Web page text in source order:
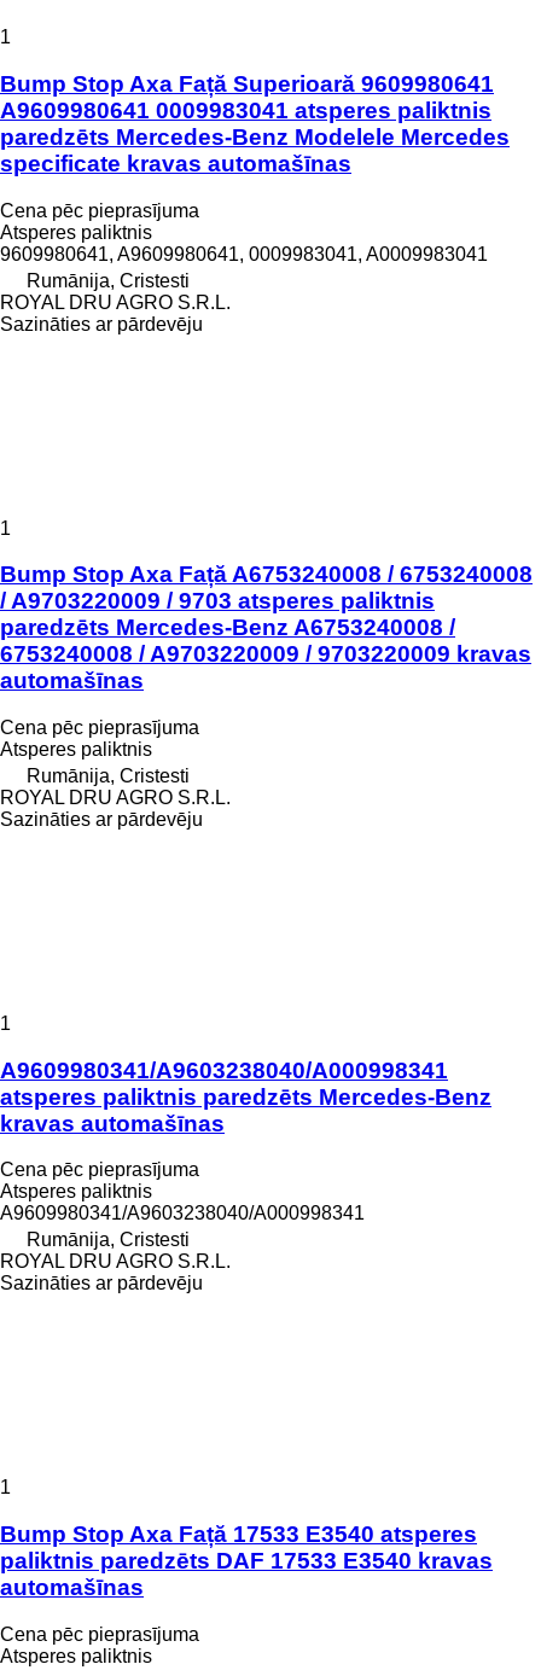
1
Bump Stop Axa Față Superioară 9609980641
A9609980641 0009983041 atsperes paliktnis
paredzēts Mercedes-Benz Modelele Mercedes
specificate kravas automašīnas
Cena pēc pieprasījuma
Atsperes paliktnis
9609980641, A9609980641, 0009983041, A0009983041
Rumānija, Cristesti
ROYAL DRU AGRO S.R.L.
Sazināties ar pārdevēju
1
Bump Stop Axa Față A6753240008 / 6753240008
/ A9703220009 / 9703 atsperes paliktnis
paredzēts Mercedes-Benz A6753240008 /
6753240008 / A9703220009 / 9703220009 kravas
automašīnas
Cena pēc pieprasījuma
Atsperes paliktnis
Rumānija, Cristesti
ROYAL DRU AGRO S.R.L.
Sazināties ar pārdevēju
1
A9609980341/A9603238040/A000998341
atsperes paliktnis paredzēts Mercedes-Benz
kravas automašīnas
Cena pēc pieprasījuma
Atsperes paliktnis
A9609980341/A9603238040/A000998341
Rumānija, Cristesti
ROYAL DRU AGRO S.R.L.
Sazināties ar pārdevēju
1
Bump Stop Axa Față 17533 E3540 atsperes
paliktnis paredzēts DAF 17533 E3540 kravas
automašīnas
Cena pēc pieprasījuma
Atsperes paliktnis